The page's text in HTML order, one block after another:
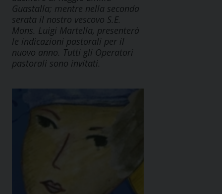
Guastalla; mentre nella seconda
serata il nostro vescovo S.E.
Mons. Luigi Martella, presenterà
le indicazioni pastorali per il
nuovo anno. Tutti gli Operatori
pastorali sono invitati.